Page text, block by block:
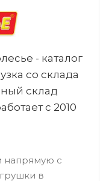
- каталог
со склада
склад
с 2010
напрямую с
в